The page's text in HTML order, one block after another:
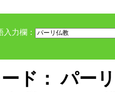
入力欄：
ド： パー